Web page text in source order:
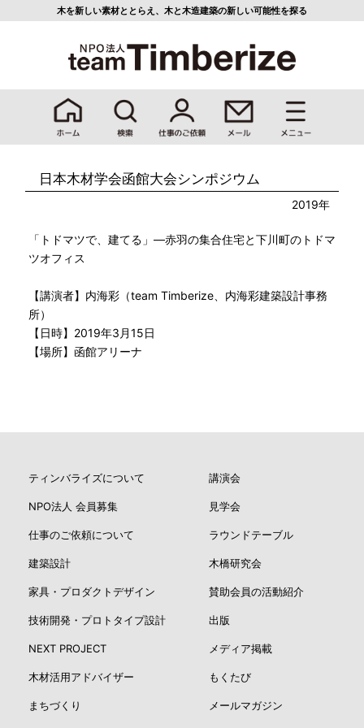
木を新しい素材ととらえ、 木と木造建築の新しい可能性を探る
日本木材学会函館大会シンポジウム
2019年
「トドマツで、建てる」―赤羽の集合住宅と下川町のトドマ
ツオフィス
【講演者】内海彩（team Timberize、内海彩建築設計事務
所）
【日時】2019年3月15日
【場所】函館アリーナ
ティンバライズについて
NPO法人 会員募集
仕事のご依頼について
建築設計
家具・プロダクトデザイン
技術開発・プロトタイプ設計
NEXT PROJECT
木材活用アドバイザー
まちづくり
講演会
見学会
ラウンドテーブル
木橋研究会
賛助会員の活動紹介
出版
メディア掲載
もくたび
メールマガジン